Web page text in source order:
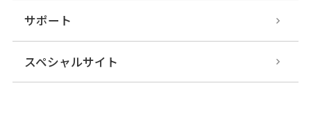
PFX
サポート
スペシャルサイト